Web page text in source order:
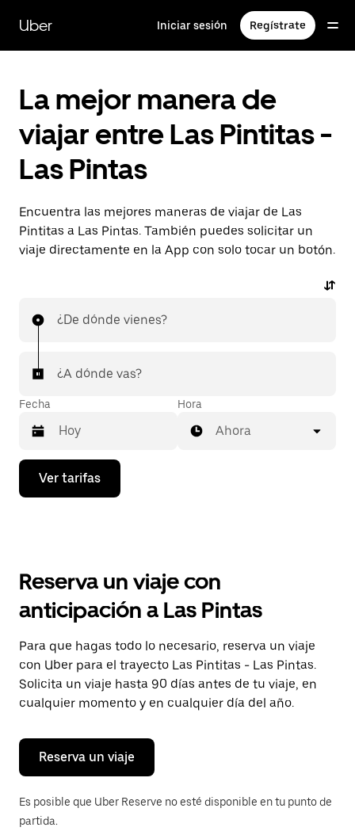
contenido
principal
Uber Iniciar sesión Regístrate
La mejor manera de
viajar entre Las Pintitas -
Las Pintas
Encuentra las mejores maneras de viajar de Las
Pintitas a Las Pintas. También puedes solicitar un
viaje directamente en la App con solo tocar un botón.
¿De dónde vienes?
¿A dónde vas?
Fecha
Presiona
flecha
el
y
selecciona
una
fecha.
Presiona
la
tecla Esc
para
el
calendario.
Hora
Ahora
Ver tarifas
Reserva un viaje con
anticipación a Las Pintas
Para que hagas todo lo necesario, reserva un viaje
con Uber para el trayecto Las Pintitas - Las Pintas.
Solicita un viaje hasta 90 días antes de tu viaje, en
cualquier momento y en cualquier día del año.
Reserva un viaje
Es posible que Uber Reserve no esté disponible en tu punto de
partida.